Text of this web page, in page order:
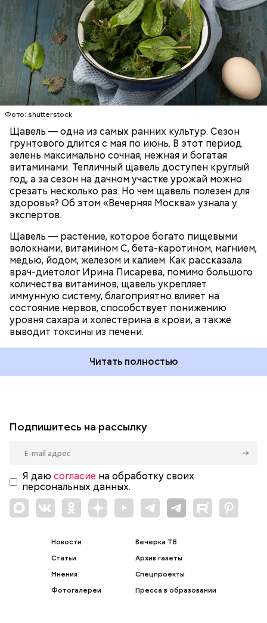
Фото: shutterstock
Щавель — одна из самых ранних культур. Сезон
грунтового длится с мая по июнь. В этот период
зелень максимально сочная, нежная и богатая
витаминами. Тепличный щавель доступен круглый
год, а за сезон на дачном участке урожай можно
срезать несколько раз. Но чем щавель полезен для
здоровья? Об этом «Вечерняя Москва» узнала у
экспертов.
Щавель — растение, которое богато пищевыми
волокнами, витамином С, бета-каротином, магнием,
медью, йодом, железом и калием. Как рассказала
врач-диетолог Ирина Писарева, помимо большого
количества витаминов, щавель укрепляет
иммунную систему, благоприятно влияет на
состояние нервов, способствует понижению
уровня сахара и холестерина в крови, а также
выводит токсины из печени.
Опасность же щавеля состоит в том, что он
содержит большое количество щавелевой кислоты,
которая может способствовать образованию
Читать полностью
ЗДОРОВЬЕ ВРАЧИ
РАСТЕНИЯ
ПРОДУКТЫ
Подпишитесь на рассылку
Я даю согласие на обработку своих
персональных данных.
Новости
Статьи
Мнения
Фотогалереи
Вечерка ТВ
Архив газеты
Спецпроекты
Пресса в образовании